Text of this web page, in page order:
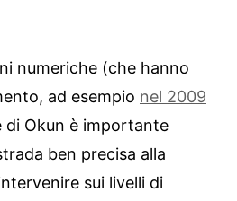
numeriche (che hanno
ad esempio nel 2009
di Okun è importante
ben precisa alla
sui livelli di